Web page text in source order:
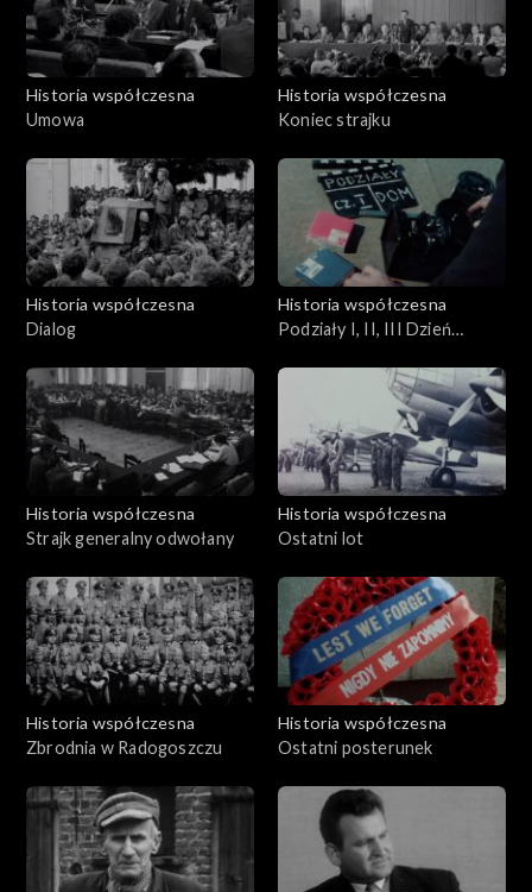
Historia współczesna
Umowa
Historia współczesna
Koniec strajku
Historia współczesna
Dialog
Historia współczesna
Podziały I, II, III Dzień
Historia współczesna
Strajk generalny odwołany
Historia współczesna
Ostatni lot
Historia współczesna
Zbrodnia w Radogoszczu
Historia współczesna
Ostatni posterunek